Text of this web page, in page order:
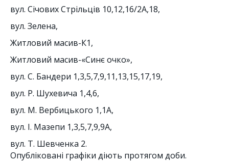
вул. Січових Стрільців 10,12,16/2А,18,
вул. Зелена,
Житловий масив-К1,
Житловий масив-«Синє очко»,
вул. С. Бандери 1,3,5,7,9,11,13,15,17,19,
вул. Р. Шухевича 1,4,6,
вул. М. Вербицького 1,1А,
вул. І. Мазепи 1,3,5,7,9,9А,
вул. Т. Шевченка 2.
Опубліковані графіки діють протягом доби.